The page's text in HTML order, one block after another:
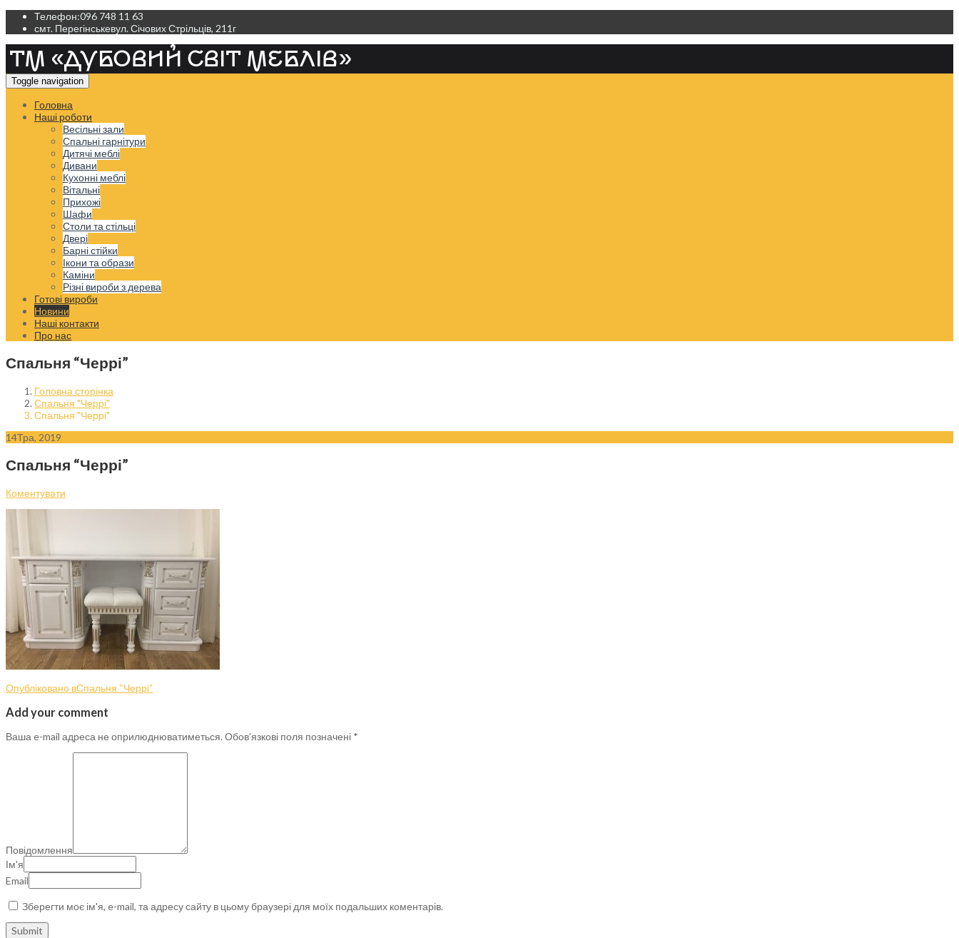
Телефон:096 748 11 63
смт. Перегінськевул. Січових Стрільців, 211г
Toggle navigation
Головна
Наші роботи
Весільні зали
Спальні гарнітури
Дитячі меблі
Дивани
Кухонні меблі
Вітальні
Прихожі
Шафи
Столи та стільці
Двері
Барні стійки
Ікони та образи
Каміни
Різні вироби з дерева
Готові вироби
Новини
Наші контакти
Про нас
Спальня “Черрі”
Головна сторінка
Спальня "Черрі"
Спальня "Черрі"
14Тра, 2019
Спальня “Черрі”
Коментувати
Опубліковано вСпальня “Черрі”
Add your comment
Ваша e-mail адреса не оприлюднюватиметься.Обов’язкові поля позначені *
Повідомлення
Ім'я
Email
Зберегти моє ім'я, e-mail, та адресу сайту в цьому браузері для моїх подальших коментарів.